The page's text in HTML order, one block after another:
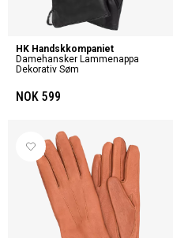
Damehansker Lammenappa
Dekorativ Søm
HK Handskkompaniet
NOK 599